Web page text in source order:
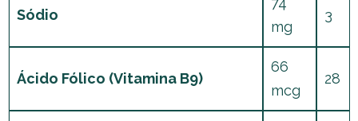
Sódio
mg
3
Ácido Fólico (Vitamina B9)
66
mcg
28